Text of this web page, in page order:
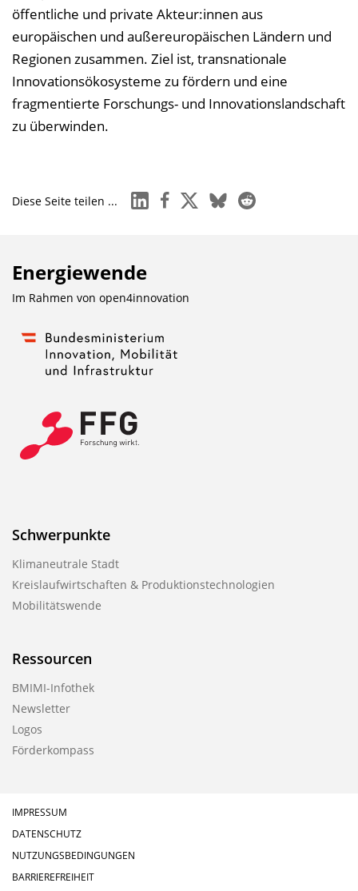
öffentliche und private Akteur:innen aus
europäischen und außereuropäischen Ländern und
Regionen zusammen. Ziel ist, transnationale
Innovationsökosysteme zu fördern und eine
fragmentierte Forschungs- und Innovationslandschaft
zu überwinden.
Diese Seite teilen ... linkedinfacebook
x blueskyreddit
Energiewende
Im Rahmen von open4innovation
Schwerpunkte
Klimaneutrale Stadt
Kreislaufwirtschaften & Produktionstechnologien
Mobilitätswende
Ressourcen
BMIMI-Infothek
Newsletter
Logos
Förderkompass
IMPRESSUM
DATENSCHUTZ
NUTZUNGSBEDINGUNGEN
BARRIEREFREIHEIT